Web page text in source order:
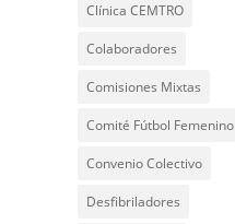
Clínica CEMTRO
Colaboradores
Comisiones Mixtas
Comité Fútbol Femenino
Convenio Colectivo
Desfibriladores